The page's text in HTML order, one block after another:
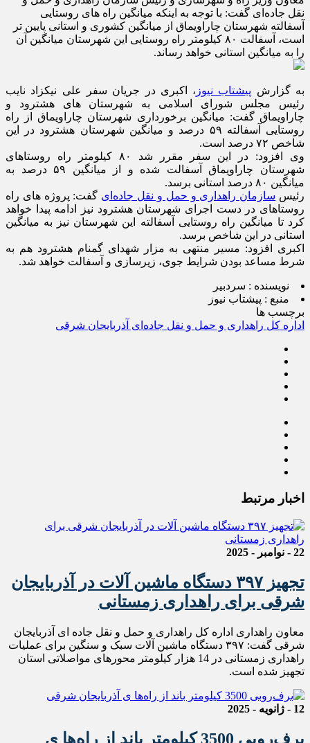
نقل جاده‌ای گفت: با توجه به اینکه میانگین راه های روستایی
آسفالته شهرستان چاراویماق از میانگین کشوری و استانی پایین تر
است، آسفالت ۸۰ کیلومتر راه روستایی این شهرستان میانگین آن
را به میانگین استانی خواهد رساند.
به گزارش پیشتاب نیوز ، اکبری در جریان سفر علی نیکزاد نایب
رئیس مجلس شورای اسلامی به شهرستان های هشترود و
چاراویماق گفت: میانگین برخورداری شهرستان چاراویماق از راه
روستایی آسفالته ۵۹ درصد و میانگین شهرستان هشترود در این
شاخص ۷۲ درصد است.
وی افزود: در این سفر مقرر شد ۸۰ کیلومتر راه روستاهای
شهرستان چاراویماق آسفالت شده و از میانگین ۵۹ درصد به
میانگین ۸۰ درصد استانی برسد.
رئیس سازمان راهداری و حمل و نقل جاده‌ای گفت: پروژه های راه
روستاهای در دست اجرای شهرستان هشترود نیز ادامه پیدا خواهد
کرد تا میانگین راه روستایی آسفالته این‌ شهرستان نیز به میانگین
استانی در این شاخص برسد.
اکبری افزود: مسیر منتهی به مزار شهدای گمنام هشترود هم به
شرط مساعد بودن شرایط جوی، زیرسازی و آسفالت خواهد شد.
نویسنده : سردبیر
منبع : پیشتاب نیوز
برچسب ها
اداره کل راهداری و حمل و نقل جاده‌ای آذربایجان شرقی
اخبار مرتبط
22 - نوامبر - 2025
تجهيز ۳۹۷ دستگاه ماشين آلات در آذربايجان
شرقی برای راهداری زمستانی
معاون راهداری اداره کل راهداری و حمل و نقل جاده ای آذربایجان
شرقی گفت: ۳۹۷ دستگاه ماشین آلات سبک و سنگین برای عملیات
راهداری زمستانی در 14 هزار کیلومتر محورهای مواصلاتی استان
تجهیز شده است.
12 - ژانویه - 2025
برف‌روبی 3500 کيلومتر باند از راه‌ها ی